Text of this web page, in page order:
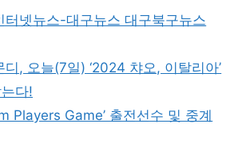
터넷뉴스-대구뉴스 대구북구뉴스
디, 오늘(7일) ‘2024 챠오, 이탈리아’
다!
Players Game’ 출전선수 및 중계